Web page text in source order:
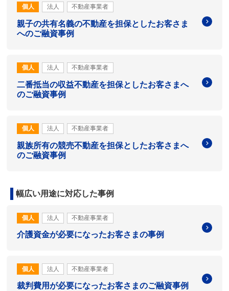
個人 法人 不動産事業者
親子の共有名義の不動産を担保としたお客さま
へのご融資事例
個人 法人 不動産事業者
二番抵当の収益不動産を担保としたお客さまへ
のご融資事例
個人 法人 不動産事業者
親族所有の競売不動産を担保としたお客さまへ
のご融資事例
幅広い用途に対応した事例
個人 法人 不動産事業者
介護資金が必要になったお客さまの事例
個人 法人 不動産事業者
裁判費用が必要になったお客さまのご融資事例